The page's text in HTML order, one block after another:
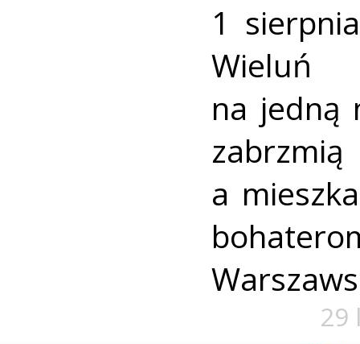
1
na jedną
a
29